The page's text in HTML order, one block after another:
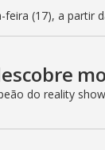
(17), a partir
do reality